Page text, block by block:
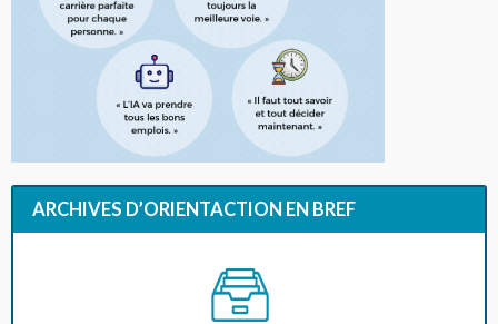
ARCHIVES D’ORIENTACTION EN BREF